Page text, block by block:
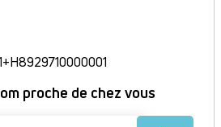
proche de chez vous